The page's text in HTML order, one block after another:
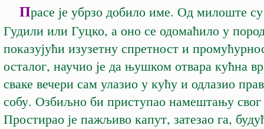
Прасе је убрзо добило име. Од милоште су
Гудили или Гуцко, а оно се одомаћило у
показујући изузетну спретност и
осталог, научио је да њушком отвара кућна
сваке вечери сам улазио у кућу и одлазио
собу. Озбиљно би приступао намештању
Простирао је пажљиво капут, затезао га,